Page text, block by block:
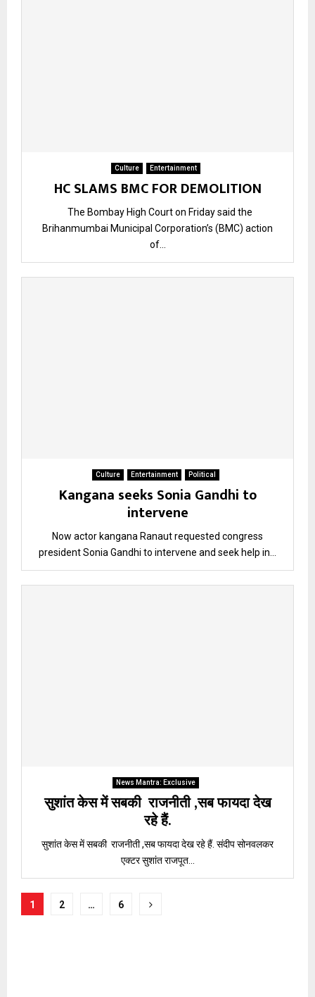
Culture Entertainment
HC SLAMS BMC FOR DEMOLITION
The Bombay High Court on Friday said the
Brihanmumbai Municipal Corporation’s (BMC) action
of...
Culture Entertainment Political
Kangana seeks Sonia Gandhi to
intervene
Now actor kangana Ranaut requested congress
president Sonia Gandhi to intervene and seek help in...
News Mantra: Exclusive
सुशांत केस में सबकी राजनीती ,सब फायदा देख
रहे हैं.
सुशांत केस में सबकी राजनीती ,सब फायदा देख रहे हैं. संदीप सोनवलकर
एक्टर सुशांत राजपूत...
Posts
1 2 … 6